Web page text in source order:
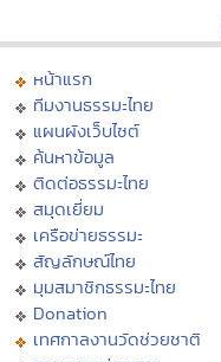
หน้าแรก
ทีมงานธรรมะไทย
แผนผังเว็บไซต์
ค้นหาข้อมูล
ติดต่อธรรมะไทย
สมุดเยี่ยม
เครือข่ายธรรมะ
สัญลักษณ์ไทย
มุมสมาชิกธรรมะไทย
Donation
เทศกาลงานวัดช่วยชาติ